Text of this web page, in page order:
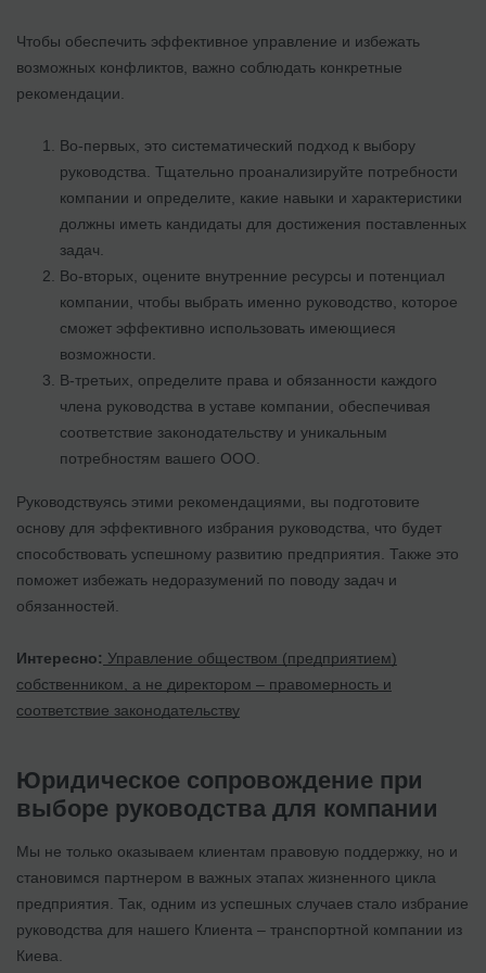
Чтобы обеспечить эффективное управление и избежать
возможных конфликтов, важно соблюдать конкретные
рекомендации.
Во-первых, это систематический подход к выбору
руководства. Тщательно проанализируйте потребности
компании и определите, какие навыки и характеристики
должны иметь кандидаты для достижения поставленных
задач.
Во-вторых, оцените внутренние ресурсы и потенциал
компании, чтобы выбрать именно руководство, которое
сможет эффективно использовать имеющиеся
возможности.
В-третьих, определите права и обязанности каждого
члена руководства в уставе компании, обеспечивая
соответствие законодательству и уникальным
потребностям вашего ООО.
Руководствуясь этими рекомендациями, вы подготовите
основу для эффективного избрания руководства, что будет
способствовать успешному развитию предприятия. Также это
поможет избежать недоразумений по поводу задач и
обязанностей.
Интересно: Управление обществом (предприятием)
собственником, а не директором – правомерность и
соответствие законодательству
Юридическое сопровождение при
выборе руководства для компании
Мы не только оказываем клиентам правовую поддержку, но и
становимся партнером в важных этапах жизненного цикла
предприятия. Так, одним из успешных случаев стало избрание
руководства для нашего Клиента – транспортной компании из
Киева.